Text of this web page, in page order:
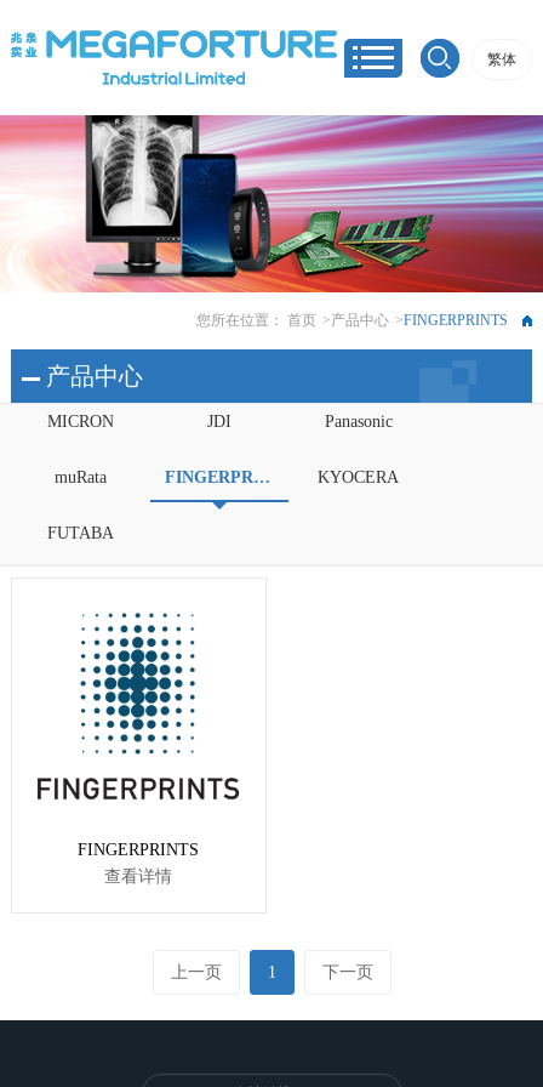
繁体
您所在位置：首页 >产品中心 >FINGERPRINTS
产品中心
MICRON JDI Panasonic
muRata FINGERPRINTS KYOCERA
FUTABA
FINGERPRINTS
查看详情
上一页 1 下一页